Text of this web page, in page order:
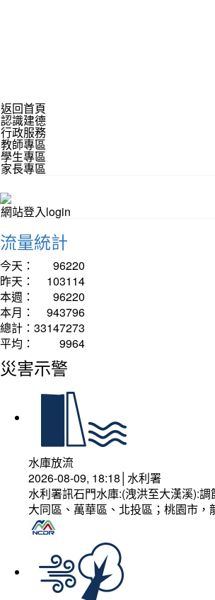
返回首頁
認識建德
行政服務
教師專區
學生專區
家長專區
網站登入login
流量統計
今天：
96220
昨天：
103114
本週：
96220
本月：
943796
總計： 33147273
平均：
9964
災害示警
水庫放流
2026-08-09, 18:18│水利署
水利署訊石門水庫:(洩洪至大漢溪):
大同區、萬華區、北投區；桃園市，